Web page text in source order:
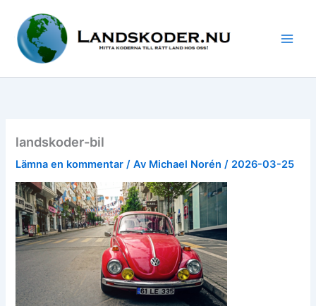
innehåll
landskoder-bil
Lämna en kommentar / Av Michael Norén/ 2026-03-25